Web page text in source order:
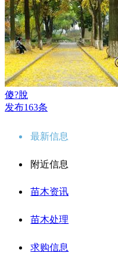
傻?脫
发布163条
最新信息
附近信息
苗木资讯
苗木处理
求购信息